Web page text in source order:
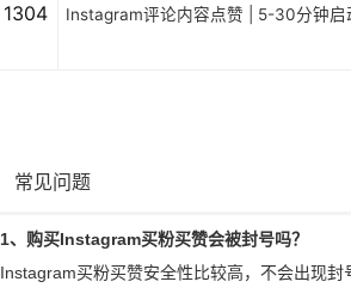
1304 Instagram评论内容点赞 | 5-30分钟
常见问题
1、购买Instagram买粉买赞会被封号吗？
Instagram买粉买赞安全性比较高，不会出现